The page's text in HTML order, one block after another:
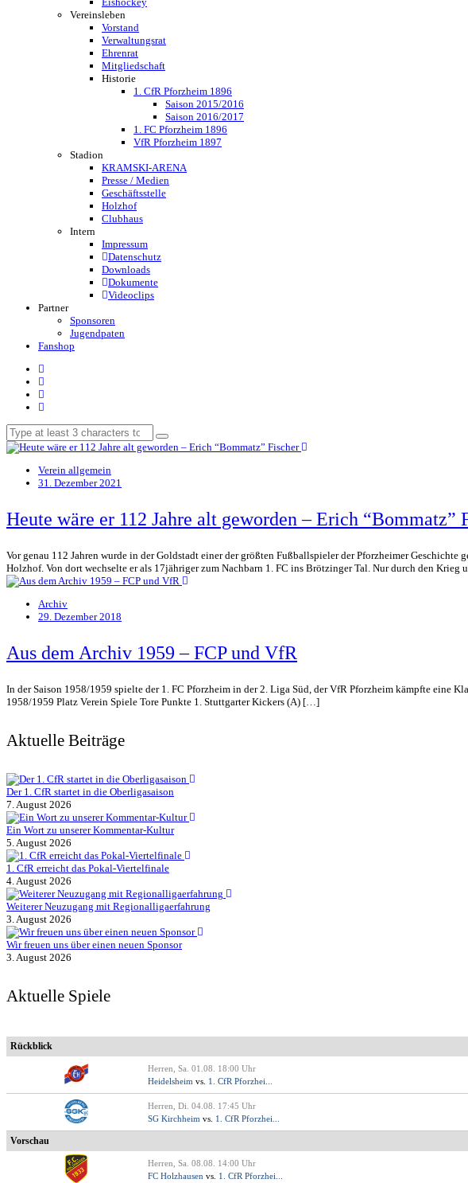
Vereinsleben
Vorstand
Verwaltungsrat
Ehrenrat
Mitgliedschaft
Historie
1. CfR Pforzheim 1896
Saison 2015/2016
Saison 2016/2017
1. FC Pforzheim 1896
VfR Pforzheim 1897
Stadion
KRAMSKI-ARENA
Presse / Medien
Geschäftsstelle
Holzhof
Clubhaus
Intern
Impressum
Datenschutz
Downloads
Dokumente
Videoclips
Partner
Sponsoren
Jugendpaten
Fanshop
Verein allgemein
31. Dezember 2021
Heute wäre er 112 Jahre alt geworden – Erich “Bommatz”
Vor genau 112 Jahren wurde in der Goldstadt einer der größten Fußballspieler der Pforzheimer
Holzhof. Von dort wechselte er als 17jähriger zum Nachbarn 1. FC ins Brötzinger Tal. Nur durch den Krieg
Archiv
29. Dezember 2018
Aus dem Archiv 1959 – FCP und VfR
In der Saison 1958/1959 spielte der 1. FC Pforzheim in der 2. Liga Süd, der VfR Pforzheim kämpfte eine
1958/1959 Platz Verein Spiele Tore Punkte 1. Stuttgarter Kickers (A) […]
Aktuelle Beiträge
Der 1. CfR startet in die Oberligasaison
7. August 2026
Ein Wort zu unserer Kommentar-Kultur
5. August 2026
1. CfR erreicht das Pokal-Viertelfinale
4. August 2026
Weiterer Neuzugang mit Regionalligaerfahrung
3. August 2026
Wir freuen uns über einen neuen Sponsor
3. August 2026
Aktuelle Spiele